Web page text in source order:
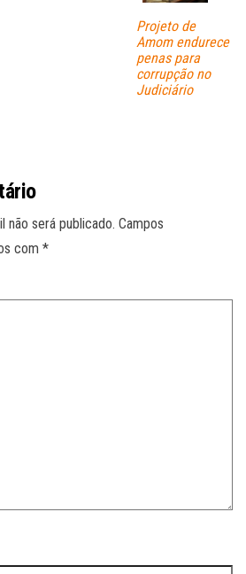
Projeto de
Amom endurece
penas para
corrupção no
Judiciário
não será publicado. Campos
com *